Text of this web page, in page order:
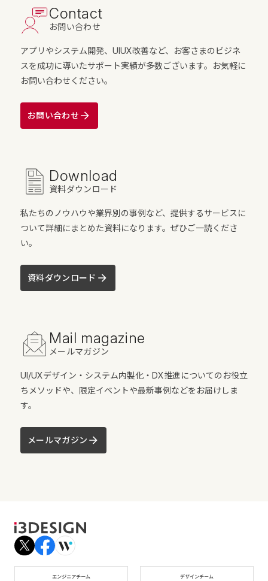
Contact
お問い合わせ
アプリやシステム開発、UIUX改善など、お客さまのビジネ
スを成功に導いたサポート実績が多数ございます。お気軽に
お問い合わせください。
お問い合わせ
Download
資料ダウンロード
私たちのノウハウや業界別の事例など、提供するサービスに
ついて詳細にまとめた資料になります。ぜひご一読くださ
い。
資料ダウンロード
Mail magazine
メールマガジン
UI/UXデザイン・システム内製化・DX推進についてのお役立
ちメソッドや、限定イベントや最新事例などをお届けしま
す。
メールマガジン